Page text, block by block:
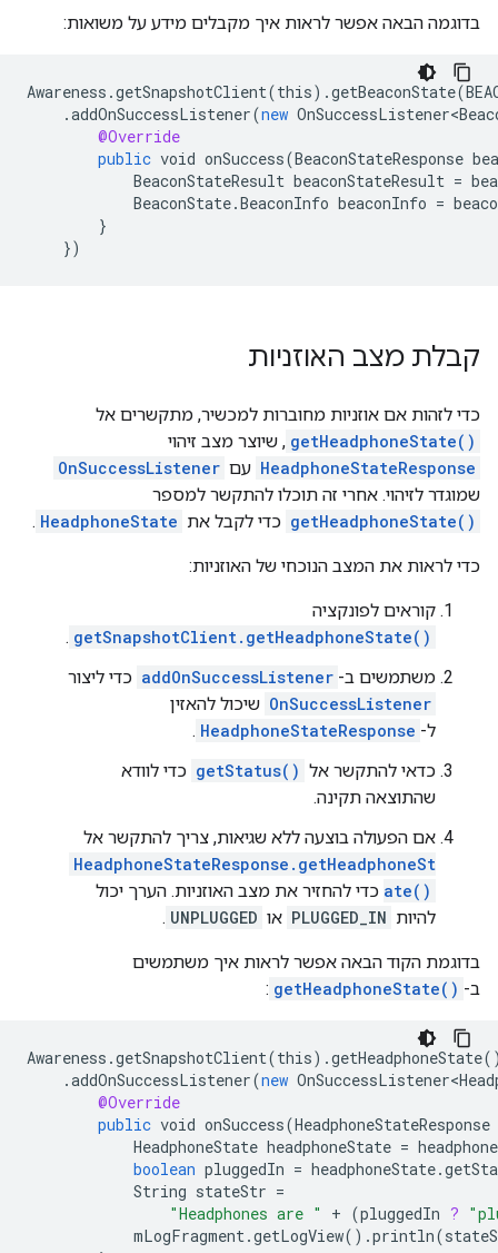
בדוגמה הבאה אפשר לראות איך מקבלים מידע על משואות:
Awareness .getSnapshotClient(this).getBeaconState(
.addOnSuccessListener(new
@Override
public void onSuccess(BeaconStateResponse
BeaconStateResult beaconStateResult =
BeaconState.BeaconInfo beaconInfo =
}
})
קבלת מצב האוזניות
כדי לזהות אם אוזניות מחוברות למכשיר, מתקשרים אל
getHeadphoneState() , שיוצר מצב זיהוי
HeadphoneStateResponse עם OnSuccessListener
שמוגדר לזיהוי. אחרי זה תוכלו להתקשר למספר
getHeadphoneState() כדי לקבל את HeadphoneState
.
כדי לראות את המצב הנוכחי של האוזניות:
קוראים לפונקציה
getSnapshotClient.getHeadphoneState()
.
משתמשים ב- addOnSuccessListener כדי ליצור
OnSuccessListener שיכול להאזין
ל- HeadphoneStateResponse
.
כדאי להתקשר אל getStatus() כדי לוודא
שהתוצאה תקינה.
אם הפעולה בוצעה ללא שגיאות, צריך להתקשר אל
HeadphoneStateResponse.getHeadphoneSt
ate() כדי להחזיר את מצב האוזניות. הערך יכול
להיות PLUGGED_IN או UNPLUGGED
.
בדוגמת הקוד הבאה אפשר לראות איך משתמשים
ב- getHeadphoneState()
:
Awareness .getSnapshotClient(this).getHeadphoneState
.addOnSuccessListener(new
@Override
public void onSuccess(HeadphoneStateResponse
HeadphoneState headphoneState =
boolean pluggedIn = headphoneState.
String stateStr =
"Headphones are "
+ (pluggedIn ?
mLogFragment.getLogView().println(